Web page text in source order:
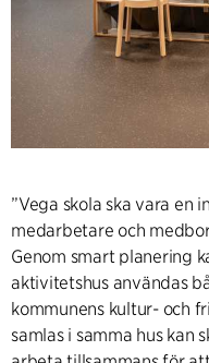
”Vega skola ska vara en
medarbetare och
Genom smart planering
aktivitetshus användas
kommunens kultur- och
samlas i samma hus kan